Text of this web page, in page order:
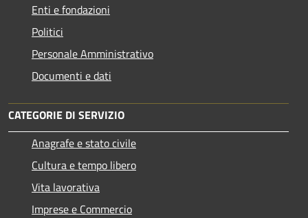
Enti e fondazioni
Politici
Personale Amministrativo
Documenti e dati
CATEGORIE DI SERVIZIO
Anagrafe e stato civile
Cultura e tempo libero
Vita lavorativa
Imprese e Commercio